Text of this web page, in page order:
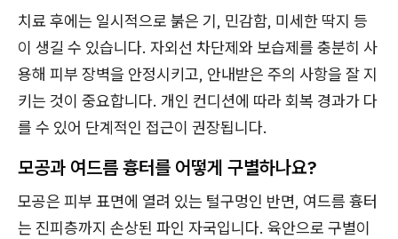
치료 후에는 일시적으로 붉은 기, 민감함, 미세한 딱지 등
이 생길 수 있습니다. 자외선 차단제와 보습제를 충분히 사
용해 피부 장벽을 안정시키고, 안내받은 주의 사항을 잘 지
키는 것이 중요합니다. 개인 컨디션에 따라 회복 경과가 다
를 수 있어 단계적인 접근이 권장됩니다.
모공과 여드름 흉터를 어떻게 구별하나요?
모공은 피부 표면에 열려 있는 털구멍인 반면, 여드름 흉터
는 진피층까지 손상된 파인 자국입니다. 육안으로 구별이